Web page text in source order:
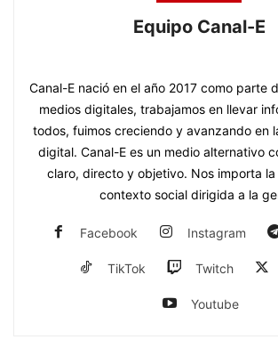
Equipo Canal-E
Canal-E nació en el año 2017 como parte
medios digitales, trabajamos en llevar
todos, fuimos creciendo y avanzando en
digital. Canal-E es un medio alternativo
claro, directo y objetivo. Nos importa la
contexto social dirigida a la
Facebook Instagram
TikTok Twitch
Youtube